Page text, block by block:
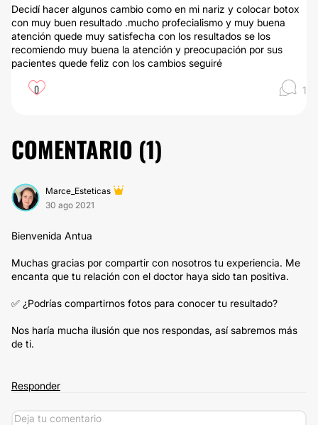
Decidí hacer algunos cambio como en mi nariz y colocar botox
con muy buen resultado .mucho profecialismo y muy buena
atención quede muy satisfecha con los resultados se los
recomiendo muy buena la atención y preocupación por sus
pacientes quede feliz con los cambios seguiré
0 1
COMENTARIO (1)
Marce_Esteticas
30 ago 2021
Bienvenida Antua
Muchas gracias por compartir con nosotros tu experiencia. Me
encanta que tu relación con el doctor haya sido tan positiva.
✅ ¿Podrías compartirnos fotos para conocer tu resultado?
Nos haría mucha ilusión que nos respondas, así sabremos más
de ti.
Responder